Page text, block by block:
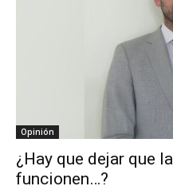
Opinión
¿Hay que dejar que
funcionen…?